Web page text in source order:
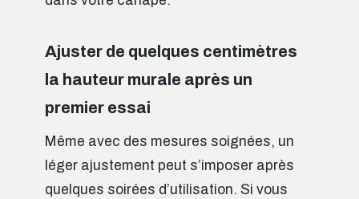
Ajuster de quelques centimètres
la hauteur murale après un
premier essai
Même avec des mesures soignées, un
léger ajustement peut s’imposer après
quelques soirées d’utilisation. Si vous